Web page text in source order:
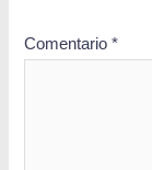
Comentario*